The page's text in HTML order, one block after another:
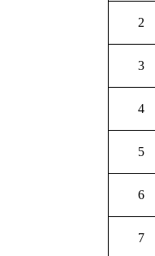
2
3
4
5
6
7